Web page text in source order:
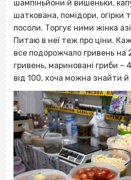
шампіньйони й вишеньки,
шаткована, помідори, огірки
посоли. Торгує ними жінка
Питаю в неї теж про ціни.
все подорожчало гривень на
гривень, мариновані гриби –
від 100, хоча можна знайти